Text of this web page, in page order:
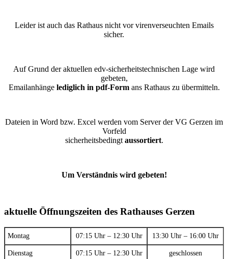
Leider ist auch das Rathaus nicht vor virenverseuchten Emails
sicher.
Auf Grund der aktuellen edv-sicherheitstechnischen Lage wird
gebeten,
Emailanhänge lediglich in pdf-Formans Rathaus zu übermitteln.
Dateien in Word bzw. Excel werden vom Server der VG Gerzen im
Vorfeld
sicherheitsbedingt aussortiert.
Um Verständnis wird gebeten!
aktuelle Öffnungszeiten des Rathauses Gerzen
Montag 07:15 Uhr – 12:30 Uhr 13:30 Uhr – 16:00 Uhr
Dienstag 07:15 Uhr – 12:30 Uhr geschlossen